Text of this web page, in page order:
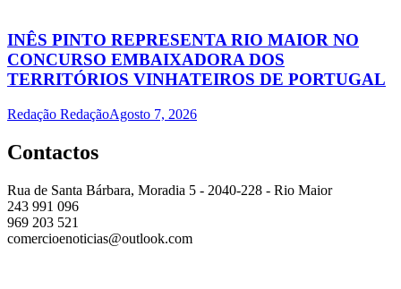
INÊS PINTO REPRESENTA RIO MAIOR NO
CONCURSO EMBAIXADORA DOS
TERRITÓRIOS VINHATEIROS DE PORTUGAL
Redação RedaçãoAgosto 7, 2026
Contactos
Rua de Santa Bárbara, Moradia 5 - 2040-228 - Rio Maior
243 991 096
969 203 521
comercioenoticias@outlook.com